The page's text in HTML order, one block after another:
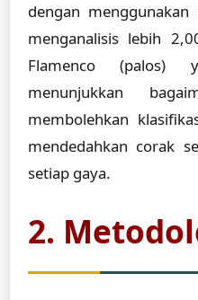
dengan
menganalisis lebih
Flamenco (palos)
menunjukkan
membolehkan
mendedahkan corak
setiap gaya.
2.